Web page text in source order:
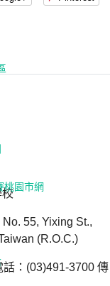
校
55, Yixing St.,
(R.O.C.)
：(03)491-3700 傳
桃園市網